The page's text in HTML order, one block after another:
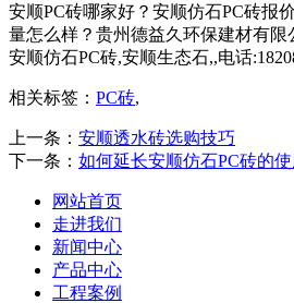
安顺PC砖哪家好？安顺仿石PC砖报
量怎么样？贵州德益久环保建材有限
安顺仿石PC砖,安顺生态石,,电话
相关标签： PC砖,
上一条： 安顺透水砖选购技巧
下一条： 如何延长安顺仿石PC砖的
网站首页
走进我们
新闻中心
产品中心
工程案例